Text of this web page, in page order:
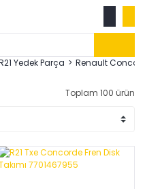
Yedek Parça Renault
Toplam 100 ürün